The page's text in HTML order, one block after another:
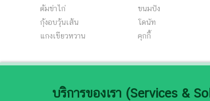
ต้มข่าไก่
กุ้งอบวุ้นเส้น
แกงเขียวหวาน
ขนมปัง
โดนัท
คุกกี้
บริการของเรา (Services &